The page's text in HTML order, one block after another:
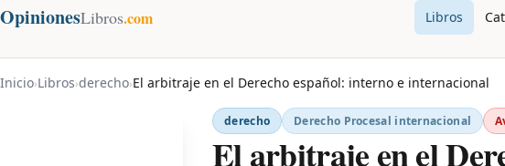
OpinionesLibros.com Libros
Inicio›Libros›derecho›El arbitraje en el Derecho español: interno e internacional
derecho Derecho Procesal internacional
El arbitraje en el